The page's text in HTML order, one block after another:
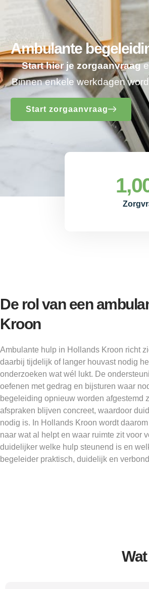
Ambulante
Start hier je zorgaanvraag
Binnen enkele werkdagen
Start zorgaanvraag
De rol van een
Kroon
Ambulante hulp in Hollands Kroon richt
daarbij tijdelijk of langer houvast nodig
onderzoeken wat wél lukt. De
oefenen met gedrag en bijsturen waar
begeleiding opnieuw worden afgestemd
afspraken blijven concreet, waardoor
nodig is. In Hollands Kroon wordt
naar wat al helpt en waar ruimte zit voor
duidelijker welke hulp steunend is en
begeleider praktisch, duidelijk en